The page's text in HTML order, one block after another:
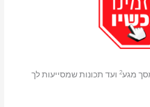
מגע2 ועד תכונות שמסייעות לך